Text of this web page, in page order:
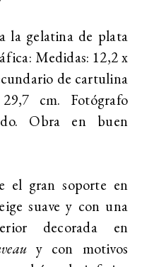
la gelatina de plata
Medidas: 12,2 x
de cartulina
cm. Fotógrafo
Obra en buen
el gran soporte en
suave y con una
decorada en
y con motivos